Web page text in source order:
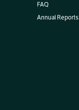
FAQ
Annual Reports